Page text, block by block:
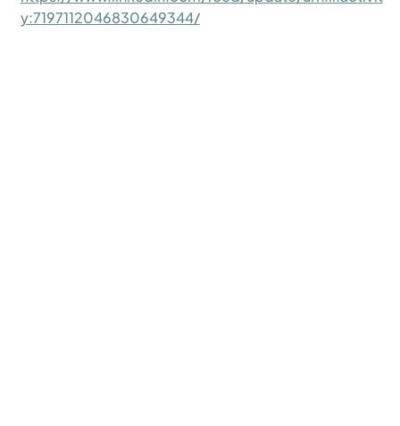
y:7197112046830649344/